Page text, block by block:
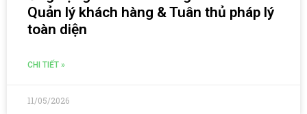
Quản lý khách hàng & Tuân thủ pháp lý
toàn diện
CHI TIẾT »
11/05/2026